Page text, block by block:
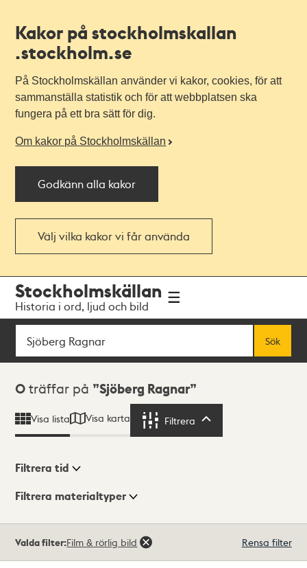
Kakor på stockholmskallan
.stockholm.se
På Stockholmskällan använder vi kakor, cookies, för att
sammanställa statistik och för att webbplatsen ska
fungera på ett bra sätt för dig.
Om kakor på Stockholmskällan
Godkänn alla kakor
Välj vilka kakor vi får använda
navigationen
huvudinnehållet
Stockholmskällan
Historia i ord, ljud och bild
Sök
Sök
Sökresultat
0 träffar på Sjöberg Ragnar
Visa lista Visa karta Filtrera
Visningsläge
Filtrera tid
Filtrera materialtyper
träffar
Valda filter:Film & rörlig bild Rensa filter